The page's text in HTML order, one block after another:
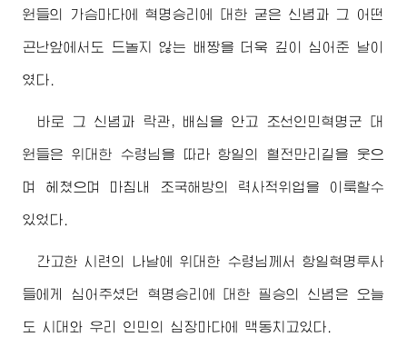
원들의 가슴마다에 혁명승리에 대한 굳은 신념과 그 어떤
곤난앞에서도 드놀지 않는 배짱을 더욱 깊이 심어준 날이
였다.
바로 그 신념과 락관, 배심을 안고 조선인민혁명군 대
원들은 위대한 수령님 을 따라 항일의 혈전만리길을 웃으
며 헤쳤으며 마침내 조국해방의 력사적위업을 이룩할수
있었다.
간고한 시련의 나날에위대한 수령님께서 항일혁명투사
들에게 심어주셨던 혁명승리에 대한 필승의 신념은 오늘
도 시대와 우리 인민의 심장마다에 맥동치고있다.